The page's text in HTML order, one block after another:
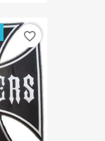
favorite_border